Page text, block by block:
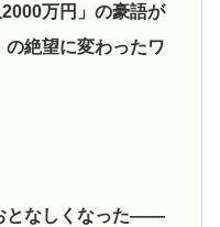
万円」の豪語が
の絶望に変わったワ
となしくなった――